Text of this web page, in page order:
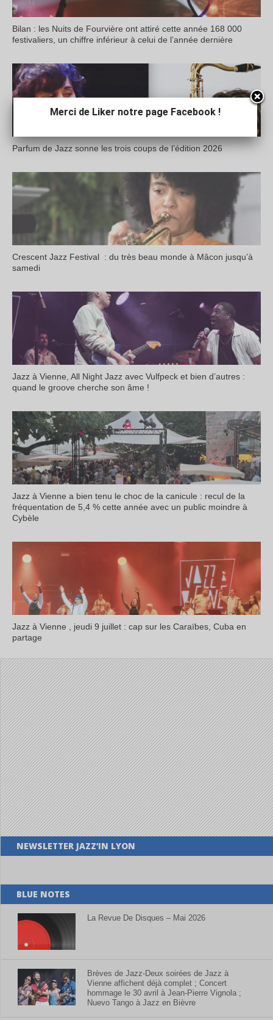
Bilan : les Nuits de Fourvière ont attiré cette année 168 000
festivaliers, un chiffre inférieur à celui de l’année dernière
Parfum de Jazz sonne les trois coups de l’édition 2026
Crescent Jazz Festival : du très beau monde à Mâcon jusqu’à
samedi
Jazz à Vienne, All Night Jazz avec Vulfpeck et bien d’autres :
quand le groove cherche son âme !
Jazz à Vienne a bien tenu le choc de la canicule : recul de la
fréquentation de 5,4 % cette année avec un public moindre à
Cybèle
Jazz à Vienne , jeudi 9 juillet : cap sur les Caraïbes, Cuba en
partage
NEWSLETTER JAZZ’IN LYON
BLUE NOTES
La Revue De Disques – Mai 2026
Brèves de Jazz-Deux soirées de Jazz à
Vienne affichent déjà complet ; Concert
hommage le 30 avril à Jean-Pierre Vignola ;
Nuevo Tango à Jazz en Bièvre
Merci de Liker notre page Facebook !